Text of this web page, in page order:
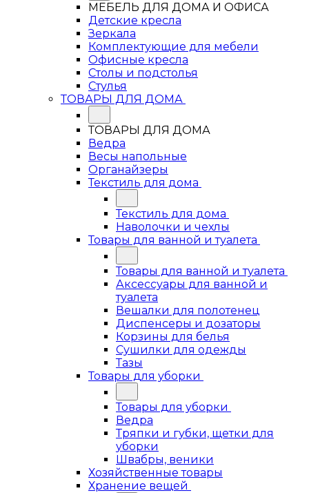
МЕБЕЛЬ ДЛЯ ДОМА И ОФИСА
Детские кресла
Зеркала
Комплектующие для мебели
Офисные кресла
Столы и подстолья
Стулья
ТОВАРЫ ДЛЯ ДОМА
ТОВАРЫ ДЛЯ ДОМА
Ведра
Весы напольные
Органайзеры
Текстиль для дома
Текстиль для дома
Наволочки и чехлы
Товары для ванной и туалета
Товары для ванной и туалета
Аксессуары для ванной и
туалета
Вешалки для полотенец
Диспенсеры и дозаторы
Корзины для белья
Сушилки для одежды
Тазы
Товары для уборки
Товары для уборки
Ведра
Тряпки и губки, щетки для
уборки
Швабры, веники
Хозяйственные товары
Хранение вещей